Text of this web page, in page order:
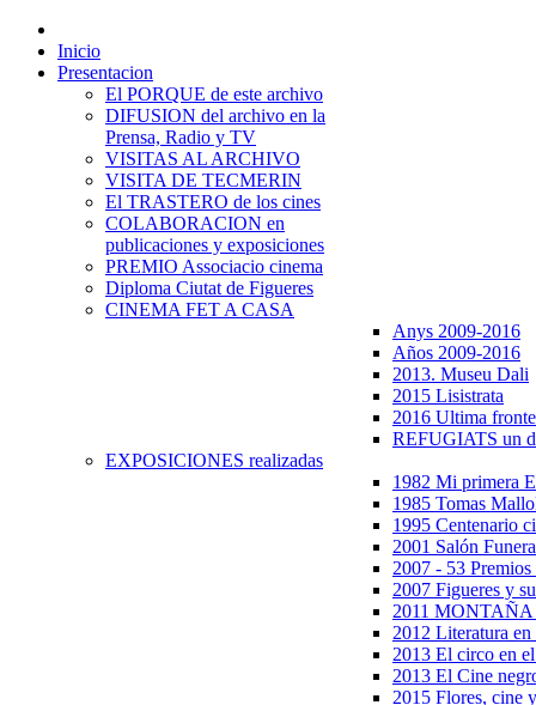
Inicio
Presentacion
El PORQUE de este archivo
DIFUSION del archivo en la
Prensa, Radio y TV
VISITAS AL ARCHIVO
VISITA DE TECMERIN
El TRASTERO de los cines
COLABORACION en
publicaciones y exposiciones
PREMIO Associacio cinema
Diploma Ciutat de Figueres
CINEMA FET A CASA
Anys 2009-2016
Años 2009-2016
2013. Museu Dali
2015 Lisistrata
2016 Ultima
REFUGIATS un
EXPOSICIONES realizadas
1982 Mi primera
1985 Tomas
1995 Centenario
2001 Salón
2007 - 53 Premios
2007 Figueres y
2011 MONTAÑA
2012 Literatura en
2013 El circo en
2013 El Cine
2015 Flores, cine